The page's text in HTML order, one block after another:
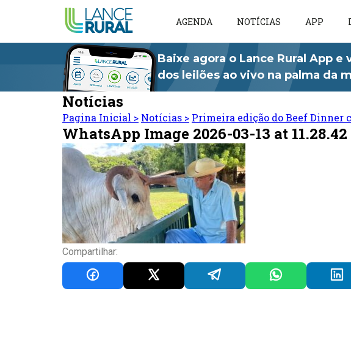
AGENDA NOTÍCIAS APP
Baixe agora o Lance Rural App e
dos leilões ao vivo na palma da
Notícias
Pagina Inicial > Notícias > Primeira edição do Beef Dinner
WhatsApp Image 2026-03-13 at
Compartilhar: